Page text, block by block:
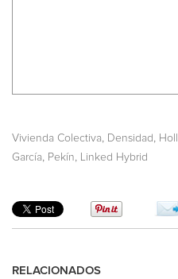
Vivienda Colectiva Densidad
García
Pekín Linked Hybrid
RELACIONADOS